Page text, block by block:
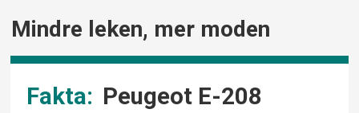
Mindre leken, mer moden
Peugeot E-208